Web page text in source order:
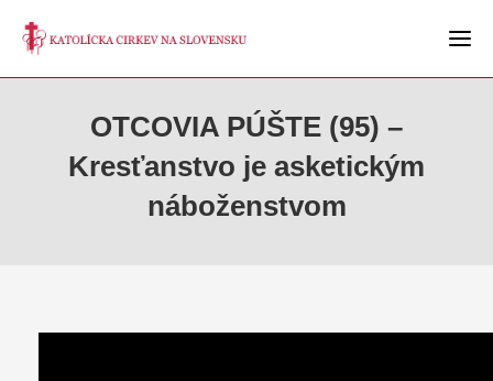
OTCOVIA PÚŠTE (95) –
Kresťanstvo je asketickým
náboženstvom